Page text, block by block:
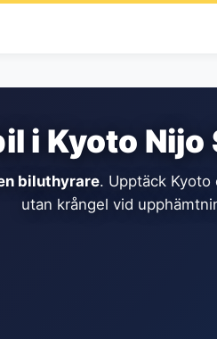
i Kyoto Nijo
biluthyrare. Upptäck
utan krångel vid